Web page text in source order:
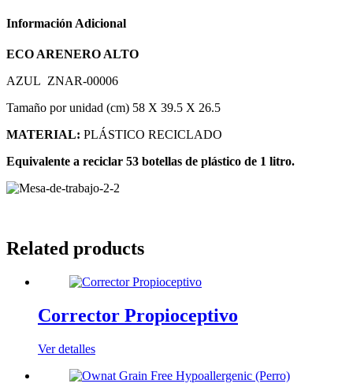
Información Adicional
ECO ARENERO ALTO
AZUL ZNAR-00006
Tamaño por unidad (cm) 58 X 39.5 X 26.5
MATERIAL: PLÁSTICO RECICLADO
Equivalente a reciclar 53 botellas de plástico de 1 litro.
Related products
Corrector Propioceptivo
Ver detalles